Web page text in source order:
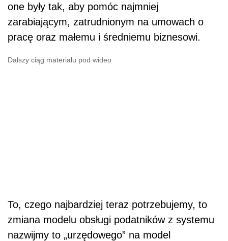
one były tak, aby pomóc najmniej
zarabiającym, zatrudnionym na umowach o
pracę oraz małemu i średniemu biznesowi.
Dalszy ciąg materiału pod wideo
To, czego najbardziej teraz potrzebujemy, to
zmiana modelu obsługi podatników z systemu
nazwijmy to „urzędowego” na model